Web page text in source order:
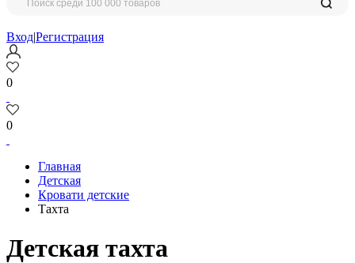
Вход|Регистрация
0
0
Главная
Детская
Кровати детские
Тахта
Детская тахта